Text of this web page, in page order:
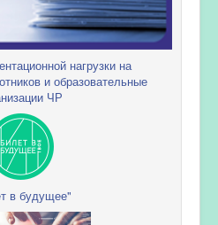
нагрузки на
и образовательные
ЧР
в будущее"